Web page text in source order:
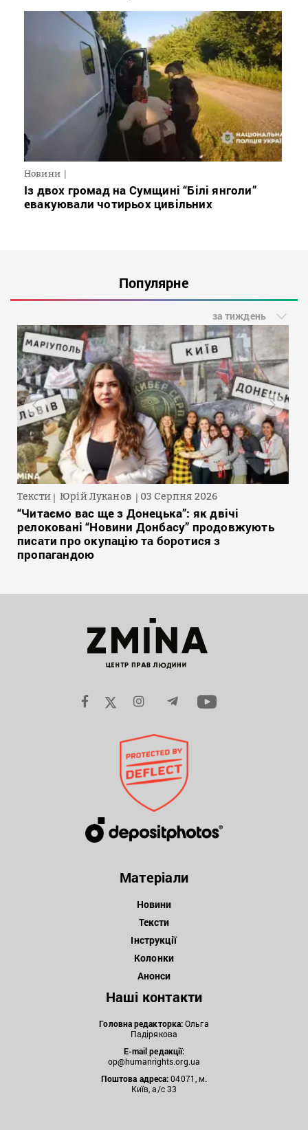
Новини
Із двох громад на Сумщині “Білі янголи”
евакуювали чотирьох цивільних
Популярне
за тиждень
Тексти Юрій Луканов 03 Серпня 2026
“Читаємо вас ще з Донецька”: як двічі
релоковані “Новини Донбасу” продовжують
писати про окупацію та боротися з
пропагандою
Матеріали
Новини
Тексти
Інструкції
Колонки
Анонси
Наші контакти
Головна редакторка:Ольга
Падірякова
E-mail редакції:
op@humanrights.org.ua
Поштова адреса:04071, м.
Київ, а/с 33